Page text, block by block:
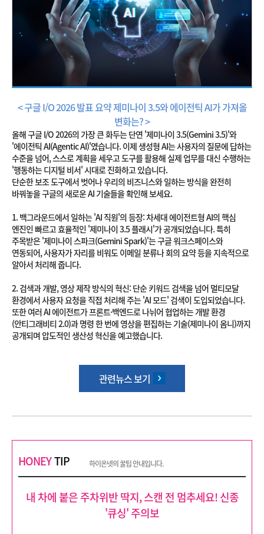
< 구글 I/O 2026 발표 요약 제미나이 3.5와 에이전틱 AI가 가져올
변화는? >
올해 구글 I/O 2026의 가장 큰 화두는 단연 '제미나이 3.5(Gemini 3.5)'와
'에이전틱 AI(Agentic AI)'였습니다. 이제 생성형 AI는 사용자의 질문에 답하는
수준을 넘어, 스스로 계획을 세우고 도구를 활용해 실제 업무를 대신 수행하는
'행동하는 디지털 비서' 시대로 진화하고 있습니다.
단순한 보조 도구에서 벗어나 우리의 비즈니스와 일하는 방식을 완전히
바꿔놓을 구글의 새로운 AI 기술들을 확인해 보세요.
1. 백그라운드에서 일하는 'AI 직원'의 등장: 차세대 에이전트형 AI의 핵심
엔진인 빠르고 효율적인 '제미나이 3.5 플래시'가 공개되었습니다. 특히
주목받은 '제미나이 스파크(Gemini Spark)'는 구글 워크스페이스와
연동되어, 사용자가 자리를 비워도 이메일 분류나 회의 요약 등을 지속적으로
알아서 처리해 줍니다.
2. 검색과 개발, 영상 제작 방식의 혁신: 단순 키워드 검색을 넘어 멀티모달
환경에서 사용자 요청을 직접 처리해 주는 'AI 모드' 검색이 도입되었습니다.
또한 여러 AI 에이전트가 프론트·백엔드로 나뉘어 협업하는 개발 환경
(안티그래비티 2.0)과 명령 한 번에 영상을 편집하는 기술(제미나이 옴니)까지
공개되며 압도적인 생산성 혁신을 예고했습니다.
관련뉴스 보기
HONEYTIP 하이온넷의 꿀팁 안내입니다.
내 차에 붙은 주차위반 딱지, 스캔 전 멈추세요! 신종
'큐싱' 주의보